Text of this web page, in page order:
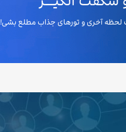
لحظه آخری و تورهای جذاب مطلع بشی!